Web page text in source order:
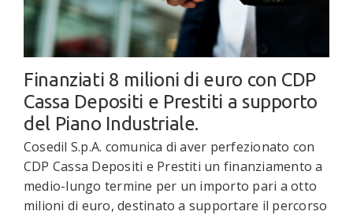
Finanziati 8 milioni di euro con CDP
Cassa Depositi e Prestiti a supporto
del Piano Industriale.
Cosedil S.p.A. comunica di aver perfezionato con
CDP Cassa Depositi e Prestiti un finanziamento a
medio-lungo termine per un importo pari a otto
milioni di euro, destinato a supportare il percorso